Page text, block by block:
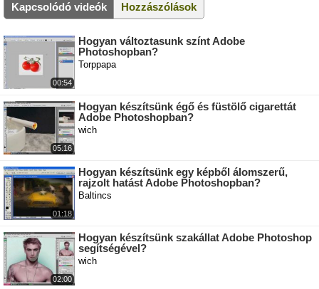
Kapcsolódó videók Hozzászólások
00:54
Hogyan változtasunk színt Adobe
Photoshopban?
Torppapa
05:16
Hogyan készítsünk égő és füstölő cigarettát
Adobe Photoshopban?
wich
01:18
Hogyan készítsünk egy képből álomszerű,
rajzolt hatást Adobe Photoshopban?
Baltincs
02:00
Hogyan készítsünk szakállat Adobe Photoshop
segítségével?
wich